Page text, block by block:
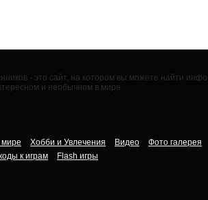
- это сайт, на котором вы можете найти
и необычном в мире.
мире Хобби и Увлечения Видео
Фото галерея
к играм Flash игры